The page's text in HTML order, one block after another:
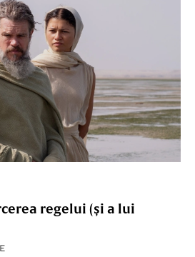
regelui (și a lui